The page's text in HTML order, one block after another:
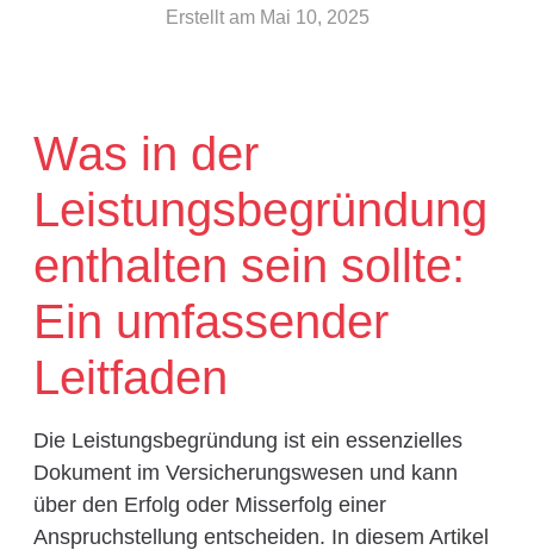
Erstellt am Mai 10, 2025
Was in der
Leistungsbegründung
enthalten sein sollte:
Ein umfassender
Leitfaden
Die Leistungsbegründung ist ein essenzielles
Dokument im Versicherungswesen und kann
über den Erfolg oder Misserfolg einer
Anspruchstellung entscheiden. In diesem Artikel